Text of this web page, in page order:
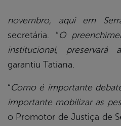
novembro, aqui em
secretária. “O
institucional,
garantiu Tatiana.
“Como é importante
importante mobilizar as
o Promotor de Justiça de